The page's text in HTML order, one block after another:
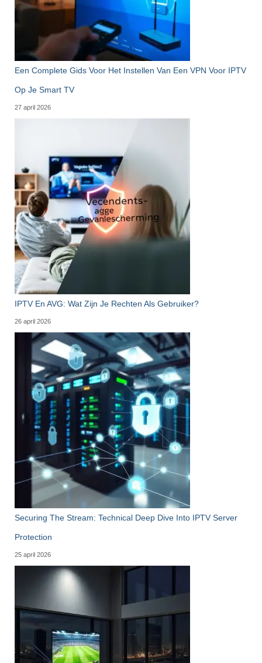
Een Complete Gids Voor Het Instellen Van Een VPN Voor IPTV
Op Je Smart TV
27 april 2026
IPTV En AVG: Wat Zijn Je Rechten Als Gebruiker?
26 april 2026
Securing The Stream: Technical Deep Dive Into IPTV Server
Protection
25 april 2026